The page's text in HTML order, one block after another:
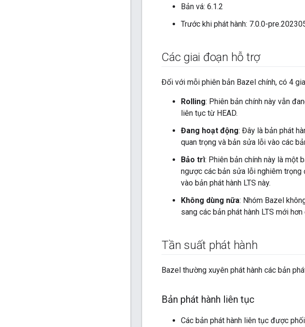
Bản vá: 6.1.2
Trước khi phát hành: 7.0.0-
Các giai đoạn hỗ trợ
Đối với mỗi phiên bản Bazel chính, có 4
Rolling: Phiên bản chính này vẫn
liên tục từ HEAD.
Đang hoạt động: Đây là bản phát
quan trọng và bản sửa lỗi vào các
Bảo trì: Phiên bản chính này là một
ngược các bản sửa lỗi nghiêm trọng
vào bản phát hành LTS này.
Không dùng nữa: Nhóm Bazel
sang các bản phát hành LTS mới
Tần suất phát hành
Bazel thường xuyên phát hành các bản
Bản phát hành liên tục
Các bản phát hành liên tục được